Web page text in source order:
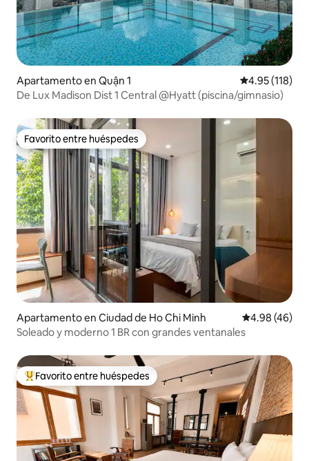
Apartamento en Quận 1 Calificación
4.95 (118)
De Lux Madison Dist 1 Central @Hyatt (piscina/gimnasio)
Favorito entre huéspedes
Favorito entre huéspedes
Apartamento en Ciudad de Ho Chi Minh Calificación
4.98 (46)
Soleado y moderno 1 BR con grandes ventanales
Favorito entre huéspedes preferido
Favorito entre huéspedes